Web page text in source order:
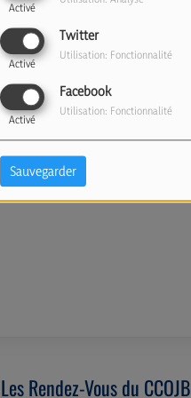
Activé
Twitter
Activé
Utilisation: Fonctionnalité
Facebook
Activé
Utilisation: Fonctionnalité
Sauvegarder
Hazak Venit'Hazek
VENDREDI, DE 14:00 À 14:30
Les Rendez-Vous du CCOJB